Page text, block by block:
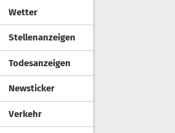
Wetter
Stellenanzeigen
Todesanzeigen
Newsticker
Verkehr